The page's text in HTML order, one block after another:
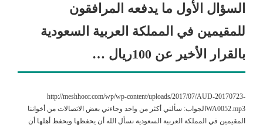
السؤال الأول ما يدفعه المرافقون
للمقيمين في المملكة العربية السعودية
بالقرار الأخير عن 100ريال …
http://meshhoor.com/wp/wp-content/uploads/2017/07/AUD-20170723-
WA0052.mp3الجواب: سألني أكثر من واحد وجاءني بعض الاتصالات من أخواننا
المقيمين في المملكة العربية السعودية نسأل الله أن يحفظها ويحفظ أهلها أن